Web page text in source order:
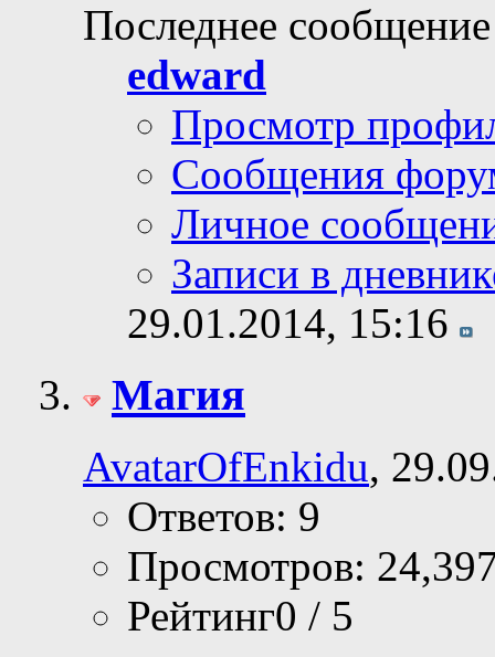
Последнее
edward
Просмотр
Сообщения
Личное
Записи в
29.01.2014, 15:16
Магия
AvatarOfEnkidu,
Ответов: 9
Просмотров:
Рейтинг0 / 5